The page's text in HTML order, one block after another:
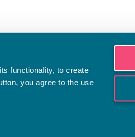
functionality, to create
you agree to the use